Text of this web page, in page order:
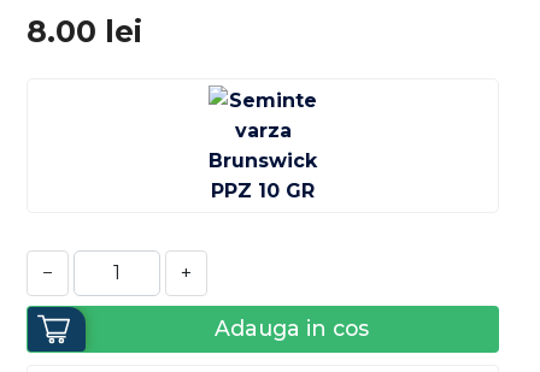
8.00 lei
− +
Adauga in cos